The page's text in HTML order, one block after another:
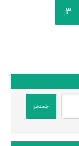
3
جستجو